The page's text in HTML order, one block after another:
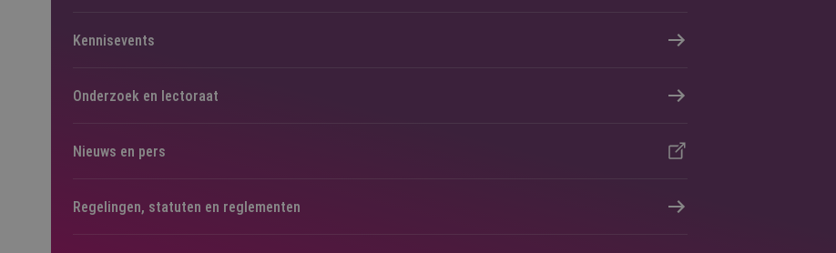
Kennisevents
Onderzoek en lectoraat
Nieuws en pers
Regelingen, statuten en reglementen